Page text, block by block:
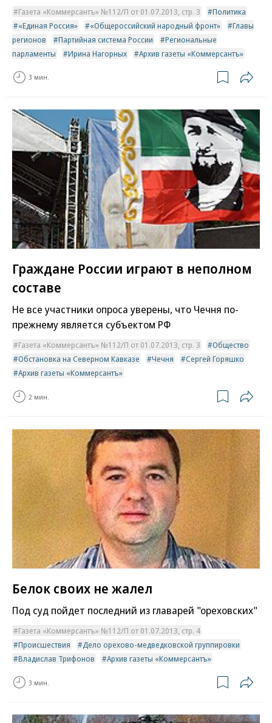
Газета «Коммерсантъ» №112/П от 01.07.2013, стр. 3
Политика
«Единая Россия»
«Общероссийский народный фронт»
Главы
регионов
Партийная система России
Региональные
парламенты
Ирина Нагорных Архив газеты «Коммерсантъ»
3 мин.
Граждане России играют в неполном
составе
Не все участники опроса уверены, что Чечня по-
прежнему является субъектом РФ
Газета «Коммерсантъ» №112/П от 01.07.2013, стр. 3
Общество
Обстановка на Северном Кавказе
Чечня
Сергей Горяшко
Архив газеты «Коммерсантъ»
2 мин.
Белок своих не жалел
Под суд пойдет последний из главарей "ореховских"
Газета «Коммерсантъ» №112/П от 01.07.2013, стр. 4
Происшествия
Дело орехово-медведковской группировки
Владислав Трифонов
Архив газеты «Коммерсантъ»
3 мин.